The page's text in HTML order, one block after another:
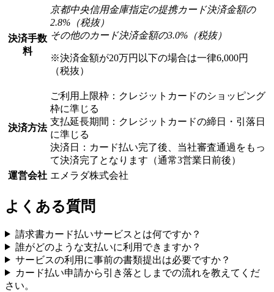
決済手数
料
京都中央信用金庫指定の提携カード決済金額の
2.8%（税抜）
その他のカード決済金額の3.0%（税抜）
※決済金額が20万円以下の場合は一律6,000円
（税抜）
決済方法
ご利用上限枠：クレジットカードのショッピング
枠に準じる
支払延長期間：クレジットカードの締日・引落日
に準じる
決済日：カード払い完了後、当社審査通過をもっ
て決済完了となります（通常3営業日前後）
運営会社 エメラダ株式会社
よくある質問
請求書カード払いサービスとは何ですか？
誰がどのような支払いに利用できますか？
サービスの利用に事前の書類提出は必要ですか？
カード払い申請から引き落としまでの流れを教えてくだ
さい。